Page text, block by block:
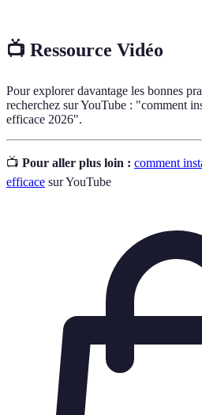
📺 Ressource Vidéo
Pour explorer davantage les bonnes
recherchez sur YouTube : "comment
efficace 2026".
📺 Pour aller plus loin : comment
efficace sur YouTube